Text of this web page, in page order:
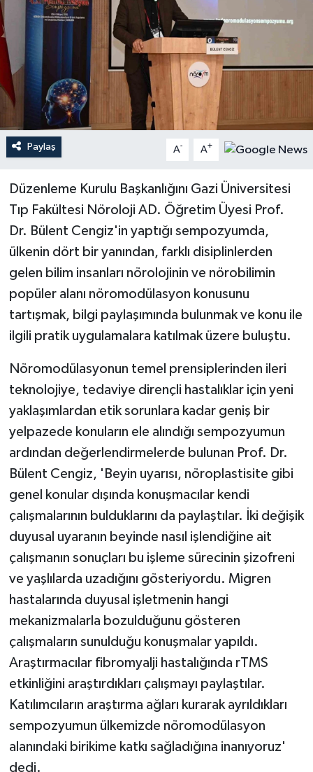
Paylaş A- A+
Düzenleme Kurulu Başkanlığını Gazi Üniversitesi
Tıp Fakültesi Nöroloji AD. Öğretim Üyesi Prof.
Dr. Bülent Cengiz'in yaptığı sempozyumda,
ülkenin dört bir yanından, farklı disiplinlerden
gelen bilim insanları nörolojinin ve nörobilimin
popüler alanı nöromodülasyon konusunu
tartışmak, bilgi paylaşımında bulunmak ve konu ile
ilgili pratik uygulamalara katılmak üzere buluştu.
Nöromodülasyonun temel prensiplerinden ileri
teknolojiye, tedaviye dirençli hastalıklar için yeni
yaklaşımlardan etik sorunlara kadar geniş bir
yelpazede konuların ele alındığı sempozyumun
ardından değerlendirmelerde bulunan Prof. Dr.
Bülent Cengiz, 'Beyin uyarısı, nöroplastisite gibi
genel konular dışında konuşmacılar kendi
çalışmalarının bulduklarını da paylaştılar. İki değişik
duyusal uyaranın beyinde nasıl işlendiğine ait
çalışmanın sonuçları bu işleme sürecinin şizofreni
ve yaşlılarda uzadığını gösteriyordu. Migren
hastalarında duyusal işletmenin hangi
mekanizmalarla bozulduğunu gösteren
çalışmaların sunulduğu konuşmalar yapıldı.
Araştırmacılar fibromyalji hastalığında rTMS
etkinliğini araştırdıkları çalışmayı paylaştılar.
Katılımcıların araştırma ağları kurarak ayrıldıkları
sempozyumun ülkemizde nöromodülasyon
alanındaki birikime katkı sağladığına inanıyoruz'
dedi.
Spor
Sürmanşet
Yaşam